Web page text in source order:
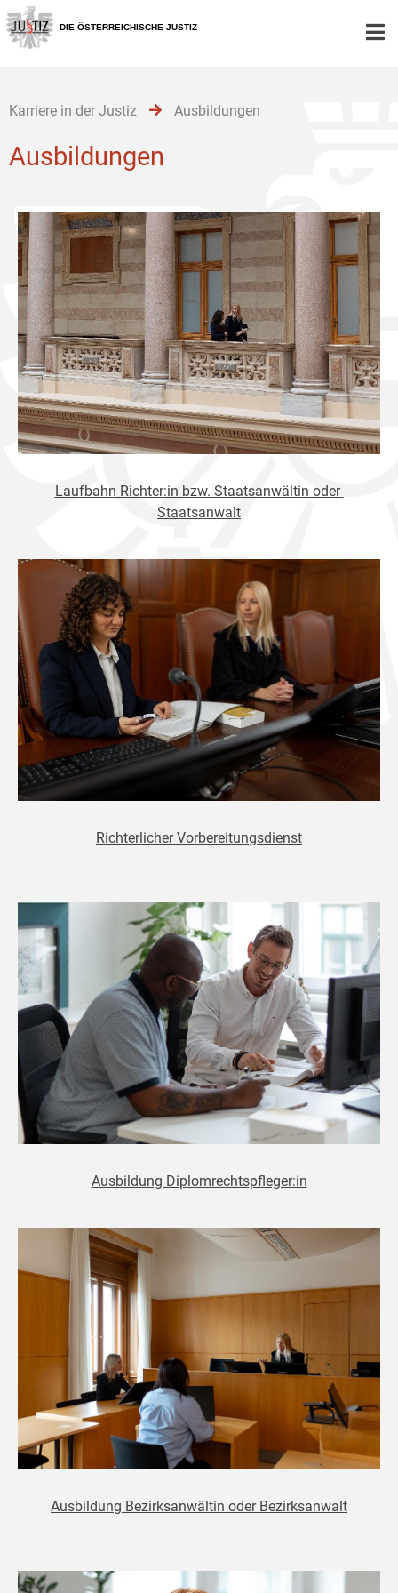
Zur
Hauptnavigation
[1]
Zum
Inhalt
[2]
Zum
Untermenü
[3]
DIE ÖSTERREICHISCHE JUSTIZ
Karriere in der Justiz Ausbildungen
Ausbildungen
Laufbahn Richter:in bzw. Staatsanwältin oder
Staatsanwalt
Richterlicher Vorbereitungsdienst
Ausbildung Diplomrechtspfleger:in
Ausbildung Bezirksanwältin oder Bezirksanwalt